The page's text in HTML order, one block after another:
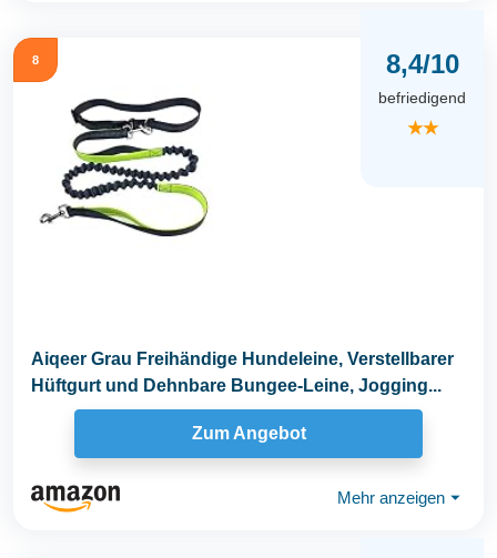
8 8,4/10
befriedigend
★★
Aiqeer Grau Freihändige Hundeleine, Verstellbarer
Hüftgurt und Dehnbare Bungee-Leine, Jogging...
Zum Angebot
Mehr anzeigen ⏷